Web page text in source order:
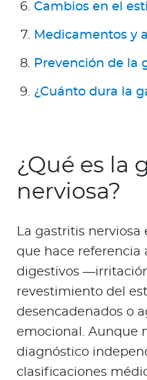
Cambios en el
Medicamentos y
Prevención de la
¿Cuánto dura la
¿Qué es la
nerviosa?
La gastritis nerviosa
que hace referencia
digestivos
revestimiento del
desencadenados o
emocional. Aunque
diagnóstico
clasificaciones